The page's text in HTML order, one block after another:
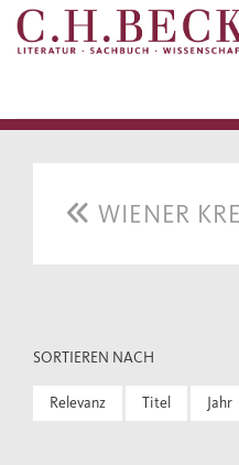
WIENER
SORTIEREN NACH
Relevanz Titel Jahr